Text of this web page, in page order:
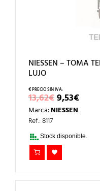
NIESSEN – TOMA
LUJO
13,62€EL
PRECIO
ORIGINAL
13,62€.
9,53€EL
9,53€.
Marca:NIESSEN
Ref.: 8117
Stock disponible.